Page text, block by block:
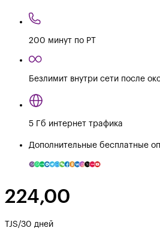
200 минут по РТ
Безлимит внутри сети после
5 Гб интернет трафика
Дополнительные бесплатные
224,00
TJS/30 дней